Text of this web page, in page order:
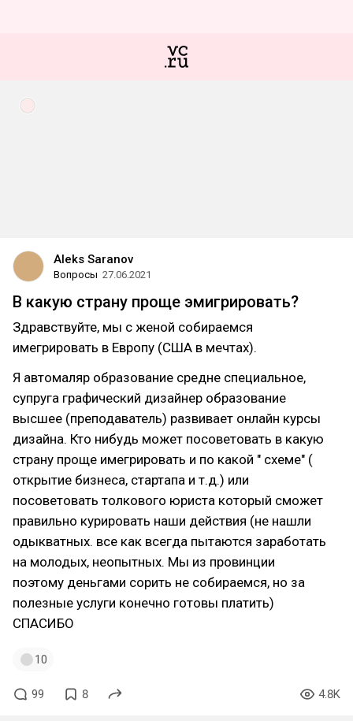
Aleks Saranov
Вопросы 27.06.2021
В какую страну проще эмигрировать?
Здравствуйте, мы с женой собираемся
имегрировать в Европу (США в мечтах).
Я автомаляр образование средне специальное,
супруга графический дизайнер образование
высшее (преподаватель) развивает онлайн курсы
дизайна. Кто нибудь может посоветовать в какую
страну проще имегрировать и по какой " схеме" (
открытие бизнеса, стартапа и т.д.) или
посоветовать толкового юриста который сможет
правильно курировать наши действия (не нашли
одыкватных. все как всегда пытаются заработать
на молодых, неопытных. Мы из провинции
поэтому деньгами сорить не собираемся, но за
полезные услуги конечно готовы платить)
СПАСИБО
10
99 8 4.8K